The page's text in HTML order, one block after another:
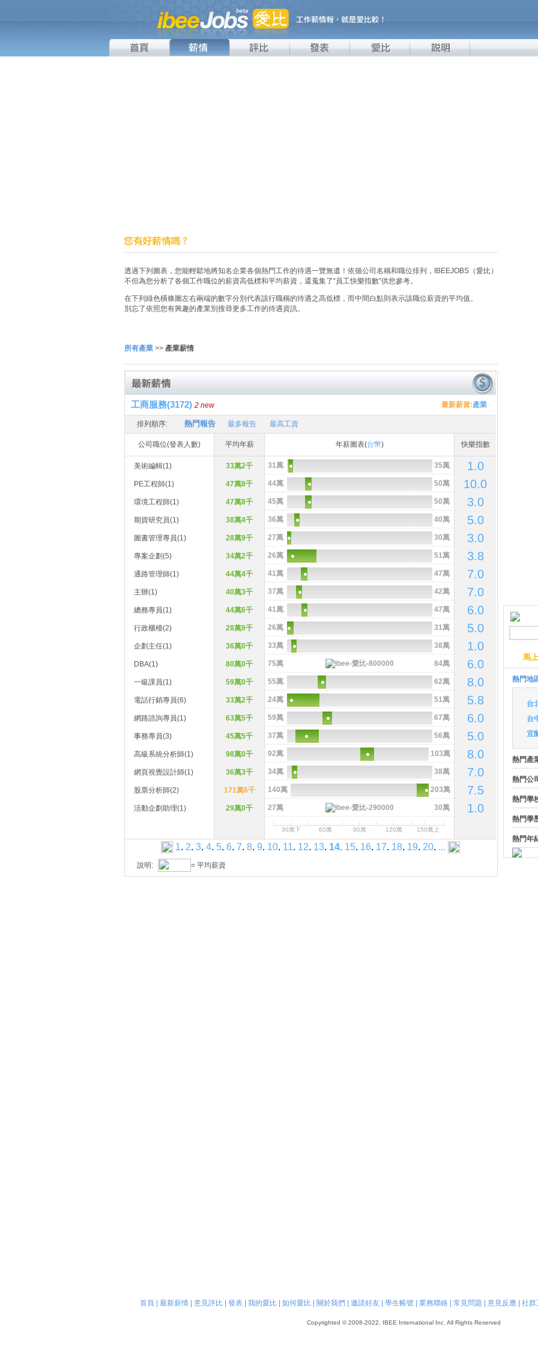
透過下列圖表，您能輕鬆地將知名企業各個熱門工作的待遇一覽無遺！依循公司名稱和職位排列，IBEEJOBS（愛比）
不但為您分析了各個工作職位的薪資高低標和平均薪資，還蒐集了“員工快樂指數”供您參考。
在下列綠色橫條圖左右兩端的數字分別代表該行職稱的待遇之高低標，而中間白點則表示該職位薪資的平均值。
別忘了依照您有興趣的產業別搜尋更多工作的待遇資訊。
所有產業 >> 產業薪情
工商服務(3172) 2 new 最新薪資:產業
排列順序: 熱門報告 最多報告 最高工資
公司職位(發表人數) 平均年薪 年薪圖表(台幣) 快樂指數
美術編輯(1) 33萬2千 31萬 35萬 1.0
PE工程師(1) 47萬8千 44萬 50萬 10.0
環境工程師(1) 47萬8千 45萬 50萬 3.0
期貨研究員(1) 38萬4千 36萬 40萬 5.0
圖書管理專員(1) 28萬9千 27萬 30萬 3.0
專案企劃(5) 34萬2千 26萬 51萬 3.8
通路管理師(1) 44萬4千 41萬 47萬 7.0
主辦(1) 40萬3千 37萬 42萬 7.0
總務專員(1) 44萬6千 41萬 47萬 6.0
行政櫃檯(2) 28萬9千 26萬 31萬 5.0
企劃主任(1) 36萬0千 33萬 38萬 1.0
DBA(1) 80萬0千 75萬 84萬 6.0
一級課員(1) 59萬0千 55萬 62萬 8.0
電話行銷專員(6) 33萬2千 24萬 51萬 5.8
網路諮詢專員(1) 63萬5千 59萬 67萬 6.0
事務專員(3) 45萬5千 37萬 56萬 5.0
高級系統分析師(1) 98萬0千 92萬 103萬 8.0
網頁視覺設計師(1) 36萬3千 34萬 38萬 7.0
股票分析師(2) 171萬6千 140萬 203萬 7.5
活動企劃助理(1) 29萬0千 27萬 30萬 1.0
30萬下 60萬 90萬 120萬 150萬上
1. 2. 3. 4. 5. 6. 7. 8. 9. 10. 11. 12. 13. 14. 15. 16. 17. 18. 19. 20. ...
說明: = 平均薪資
馬
熱門地
台
台
宜
熱門產
熱門公
熱門學
熱門學
熱門年
首頁| 最新薪情| 意見評比| 發表| 我的愛比| 如何愛比| 關於我們 邀請好友| 學生帳號| 業務聯絡| 常見問題 意見反應| 社群
Copyrighted © 2008-2022, IBEE International Inc. All Rights Reserved